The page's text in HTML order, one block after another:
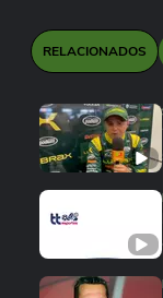
RELACIONADOS